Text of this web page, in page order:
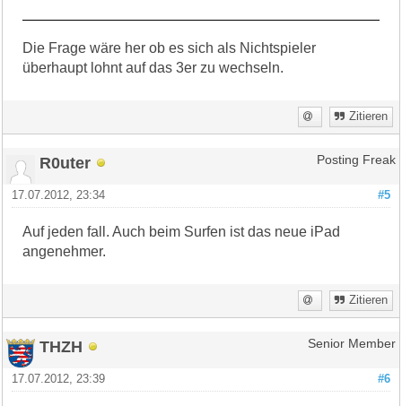
Die Frage wäre her ob es sich als Nichtspieler
überhaupt lohnt auf das 3er zu wechseln.
Zitieren
R0uter Posting Freak
#5
17.07.2012, 23:34
Auf jeden fall. Auch beim Surfen ist das neue iPad
angenehmer.
Zitieren
THZH Senior Member
#6
17.07.2012, 23:39